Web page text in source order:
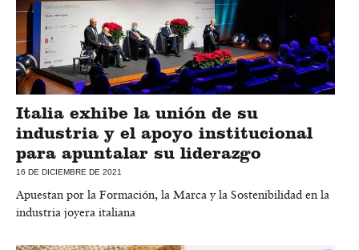
Italia exhibe la unión de su
industria y el apoyo institucional
para apuntalar su liderazgo
16 DE DICIEMBRE DE 2021
Apuestan por la Formación, la Marca y la Sostenibilidad en la
industria joyera italiana